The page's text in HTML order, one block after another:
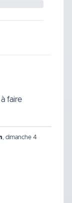
faire
dimanche 4